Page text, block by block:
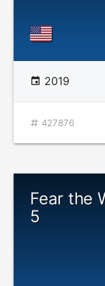
2019
427876
Fear the
5